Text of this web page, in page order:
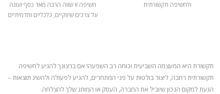
ולחשיפה תקשורתית
חשיפה זו שווה הרבה מאד כסף ועונה
על צרכים שיווקיים, כלכליים ותדמיתיים
תקשורת היא המעצמה השביעית וכוחה רב השפעה! אם ברצונך להגיע לחשיפה
תקשורתית רחבה, ליצור בולטות על פני המתחרים, להניעלפעולה ולהשיג תוצאות –
הגעת למקום הנכון שיוביל את החברה, העסק או המותג שלך להצלחה.